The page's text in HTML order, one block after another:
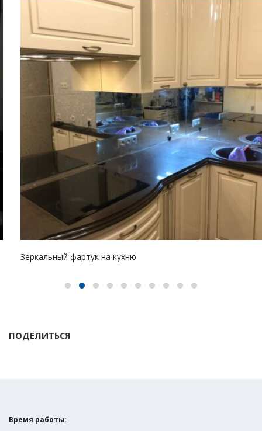
Зеркальный фартук на кухню
ПОДЕЛИТЬСЯ
Время работы: